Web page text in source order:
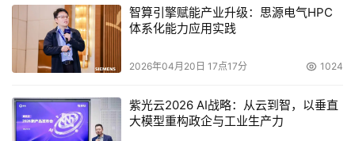
智算引擎赋能产业升级：思源电气HPC
体系化能力应用实践
2026年04月20日 17点17分 1024
紫光云2026 AI战略：从云到智，以垂直
大模型重构政企与工业生产力